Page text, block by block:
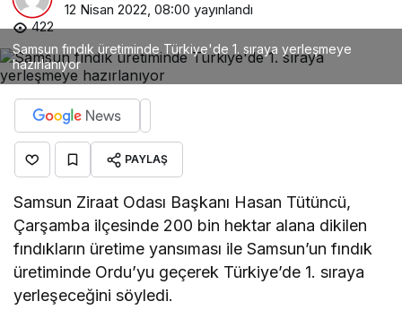
12 Nisan 2022, 08:00 yayınlandı
422
Samsun fındık üretiminde Türkiye'de 1. sıraya yerleşmeye
hazırlanıyor
PAYLAŞ
Samsun Ziraat Odası Başkanı Hasan Tütüncü,
Çarşamba ilçesinde 200 bin hektar alana dikilen
fındıkların üretime yansıması ile Samsun’un fındık
üretiminde Ordu’yu geçerek Türkiye’de 1. sıraya
yerleşeceğini söyledi.